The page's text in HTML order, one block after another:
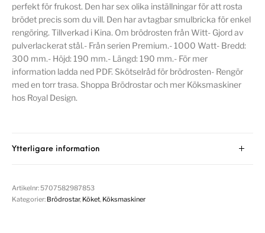
perfekt för frukost. Den har sex olika inställningar för att rosta
brödet precis som du vill. Den har avtagbar smulbricka för enkel
rengöring. Tillverkad i Kina. Om brödrosten från Witt- Gjord av
pulverlackerat stål.- Från serien Premium.- 1000 Watt- Bredd:
300 mm.- Höjd: 190 mm.- Längd: 190 mm.- För mer
information ladda ned PDF. Skötselråd för brödrosten- Rengör
med en torr trasa. Shoppa Brödrostar och mer Köksmaskiner
hos Royal Design.
Ytterligare information
Artikelnr: 5707582987853
Kategorier: Brödrostar, Köket Köksmaskiner